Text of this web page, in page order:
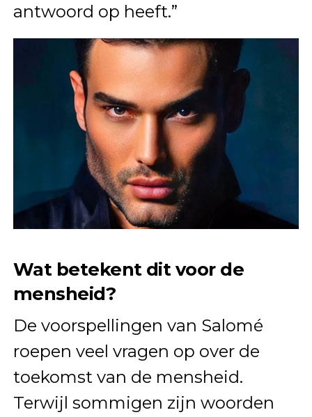
antwoord op heeft.”
Wat betekent dit voor de
mensheid?
De voorspellingen van Salomé
roepen veel vragen op over de
toekomst van de mensheid.
Terwijl sommigen zijn woorden